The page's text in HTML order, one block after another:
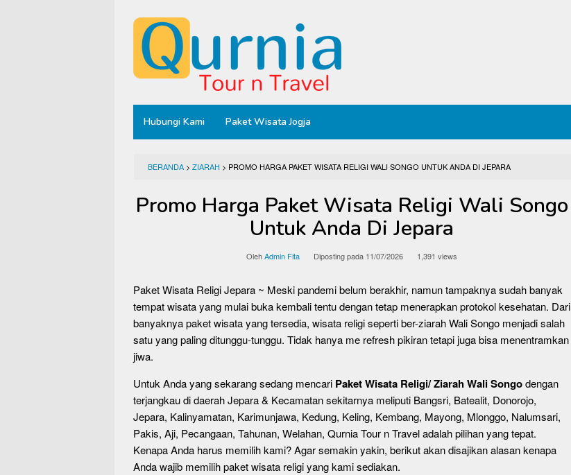
konten
Hubungi Kami Paket Wisata Jogja
BERANDA > ZIARAH > PROMO HARGA PAKET WISATA RELIGI WALI SONGO UNTUK ANDA DI JEPARA
Promo Harga Paket Wisata Religi Wali Songo
Untuk Anda Di Jepara
OlehAdmin Fita Diposting pada 11/07/2026 1,391 views
Paket Wisata Religi Jepara ~ Meski pandemi belum berakhir, namun tampaknya sudah banyak
tempat wisata yang mulai buka kembali tentu dengan tetap menerapkan protokol kesehatan. Dari
banyaknya paket wisata yang tersedia, wisata religi seperti ber-ziarah Wali Songo menjadi salah
satu yang paling ditunggu-tunggu. Tidak hanya me refresh pikiran tetapi juga bisa menentramkan
jiwa.
Untuk Anda yang sekarang sedang mencari Paket Wisata Religi/ Ziarah Wali Songodengan
terjangkau di daerah Jepara & Kecamatan sekitarnya meliputi Bangsri, Batealit, Donorojo,
Jepara, Kalinyamatan, Karimunjawa, Kedung, Keling, Kembang, Mayong, Mlonggo, Nalumsari,
Pakis, Aji, Pecangaan, Tahunan, Welahan, Qurnia Tour n Travel adalah pilihan yang tepat.
Kenapa Anda harus memilih kami? Agar semakin yakin, berikut akan disajikan alasan kenapa
Anda wajib memilih paket wisata religi yang kami sediakan.